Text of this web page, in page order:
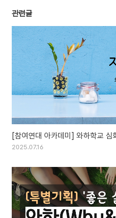
관련글
[참여연대 아카데미] 와하학교 심
2025.07.16